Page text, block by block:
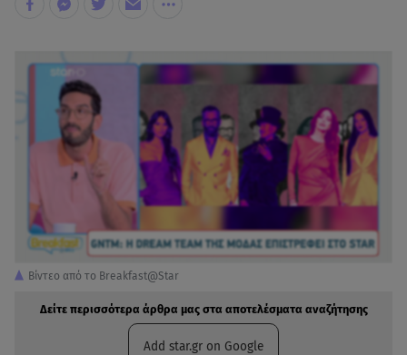
Βίντεο από το Breakfast@Star
Δείτε περισσότερα άρθρα μας στα αποτελέσματα αναζήτησης
Add star.gr on Google